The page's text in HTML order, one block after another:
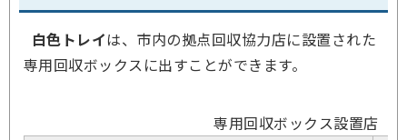
白色トレイは、市内の拠点回収協力店に設置された
専用回収ボックスに出すことができます。
専用回収ボックス設置店